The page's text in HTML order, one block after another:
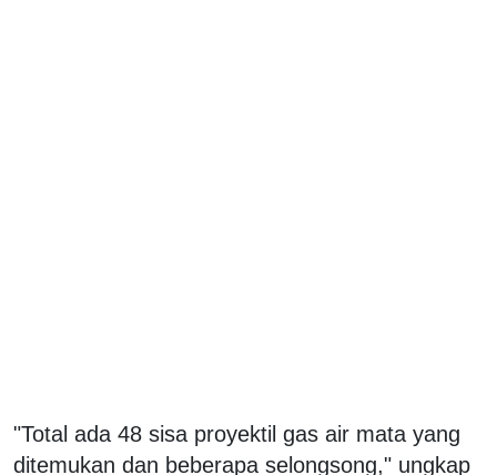
"Total ada 48 sisa proyektil gas air mata yang
ditemukan dan beberapa selongsong," ungkap